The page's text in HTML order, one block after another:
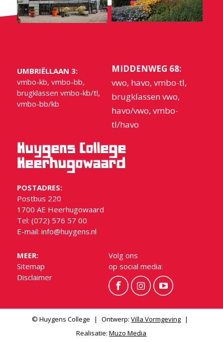
UMBRIËLLAAN 3:
vmbo-kb, vmbo-bb,
brugklassen vmbo-kb/tl,
vmbo-bb/kb
MIDDENWEG 68:
vwo, havo, vmbo-tl,
brugklassen vwo,
havo/vwo, vmbo-
tl/havo
Huygens College
Heerhugowaard
POSTADRES:
Postbus 220
1700 AE Heerhugowaard
Tel: (072) 576 57 00
E-mail: info@huygens.nl
MEER:
Sitemap
Disclaimer
Volg ons
op social media:
© Huygens College | Ontwerp:Villa Vormgeving |
Realisatie:Muzo Media